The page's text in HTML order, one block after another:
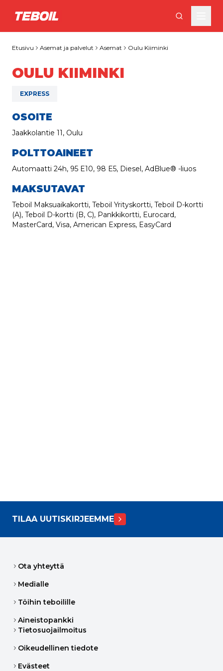
Siirry pääsisältöön
Etusivu Asemat ja palvelut Asemat Oulu Kiiminki
OULU KIIMINKI
EXPRESS
OSOITE
Jaakkolantie 11, Oulu
POLTTOAINEET
Automaatti 24h, 95 E10, 98 E5, Diesel, AdBlue® -liuos
MAKSUTAVAT
Teboil Maksuaikakortti, Teboil Yrityskortti, Teboil D-kortti
(A), Teboil D-kortti (B, C), Pankkikortti, Eurocard,
MasterCard, Visa, American Express, EasyCard
TILAA UUTISKIRJEEMME
Ota yhteyttä
Medialle
Töihin teboilille
Aineistopankki
Tietosuojailmoitus
Oikeudellinen tiedote
Evästeet